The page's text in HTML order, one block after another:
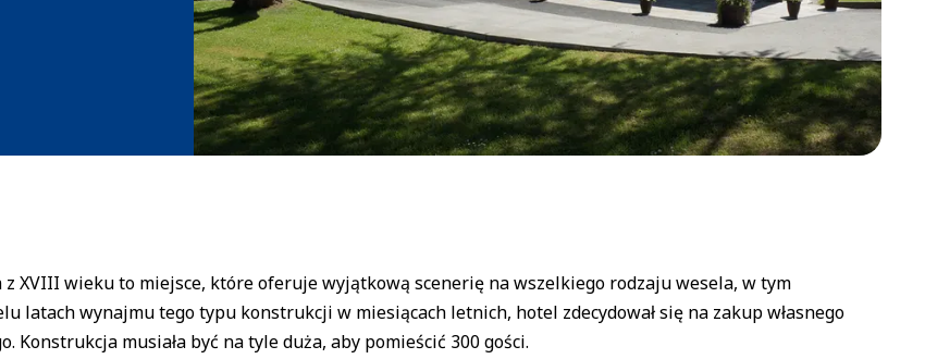
z XVIII wieku to miejsce, które oferuje wyjątkową scenerię na wszelkiego rodzaju wesela, w tym
latach wynajmu tego typu konstrukcji w miesiącach letnich, hotel zdecydował się na zakup własnego
Konstrukcja musiała być na tyle duża, aby pomieścić 300 gości.